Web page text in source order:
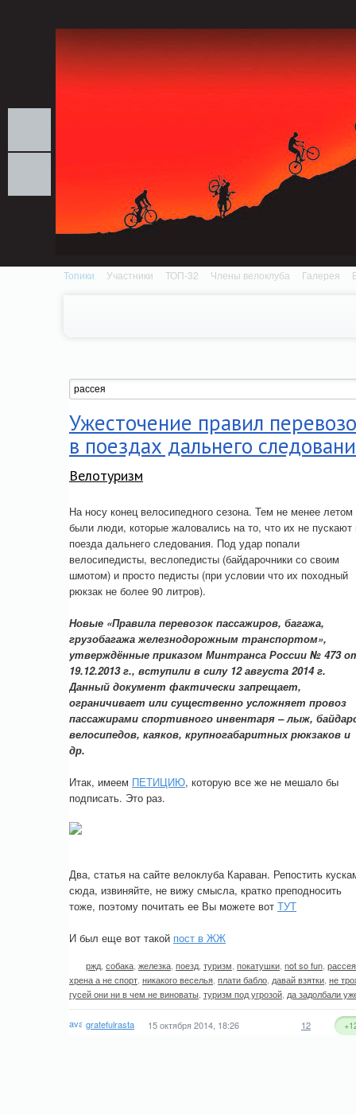
Топики Участники ТОП-32 Члены велоклуба Галерея
Ужесточение правил
в поездах дальнего
Велотуризм
На носу конец велосипедного сезона. Тем не менее летом
были люди, которые жаловались на то, что их не пускают
поезда дальнего следования. Под удар попали
велосипедисты, веслопедисты (байдарочники со своим
шмотом) и просто педисты (при условии что их походный
рюкзак не более 90 литров).
Новые «Правила перевозок пассажиров, багажа,
грузобагажа железнодорожным транспортом»,
утверждённые приказом Минтранса России № 473
19.12.2013 г., вступили в силу 12 августа 2014 г.
Данный документ фактически запрещает,
ограничивает или существенно усложняет провоз
пассажирами спортивного инвентаря – лыж,
велосипедов, каяков, крупногабаритных рюкзаков и
др.
Итак, имеем ПЕТИЦИЮ, которую все же не мешало бы
подписать. Это раз.
Два, статья на сайте велоклуба Караван. Репостить
сюда, извиняйте, не вижу смысла, кратко преподносить
тоже, поэтому почитать ее Вы можете вот ТУТ
И был еще вот такой пост в ЖЖ
ржд собака железка поезд туризм покатушки not so fun рассея
хрена а не спорт никакого веселья плати бабло давай взятки не
гусей они ни в чем не виноваты туризм под угрозой да задолбали
gratefulrasta 15 октября 2014, 18:26 12